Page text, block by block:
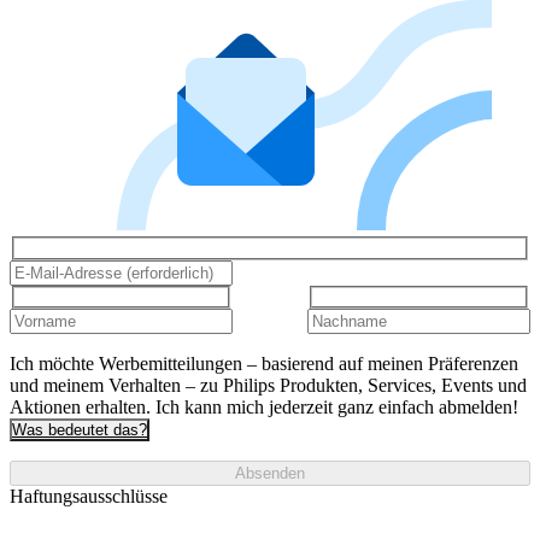
Ich möchte Werbemitteilungen – basierend auf meinen Präferenzen
und meinem Verhalten – zu Philips Produkten, Services, Events und
Aktionen erhalten. Ich kann mich jederzeit ganz einfach abmelden!
Was bedeutet das?
Absenden
Haftungsausschlüsse